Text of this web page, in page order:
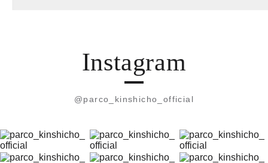
Instagram
@parco_kinshicho_official